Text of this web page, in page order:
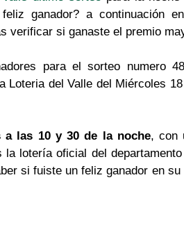
ganador? a continuación
verificar si ganaste el premio
para el sorteo numero
Loteria del Valle del Miércoles
a las 10 y 30 de la noche, con
lotería oficial del
si fuiste un feliz ganador en su